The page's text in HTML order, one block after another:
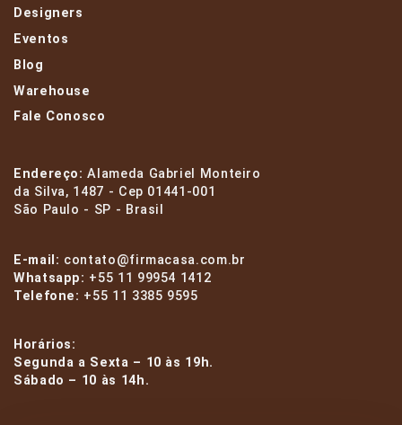
Designers
Eventos
Blog
Warehouse
Fale Conosco
Endereço:Alameda Gabriel Monteiro
da Silva, 1487 - Cep 01441-001
São Paulo - SP - Brasil
E-mail: contato@firmacasa.com.br
Whatsapp: +55 11 99954 1412
Telefone: +55 11 3385 9595
Horários:
Segunda a Sexta – 10 às 19h.
Sábado – 10 às 14h.